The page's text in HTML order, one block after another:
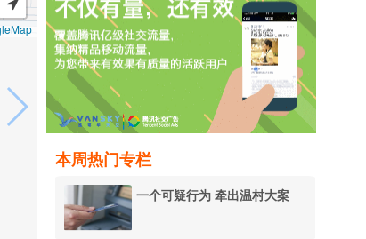
本周热门专栏
一个可疑行为 牵出温村大案